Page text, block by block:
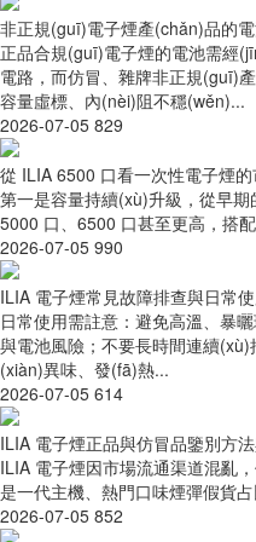
非正規(guī)電子煙產(chǎn)品的
正品合規(guī)電子煙的電池需經
電路，而仿冒、雜牌非正規(guī)
容量虛標、內(nèi)阻不穩(wěn)...
2026-07-05 829
從 ILIA 6500 口看一次性電子煙
第一是容量持續(xù)升級，從早
5000 口、6500 口甚至更高，搭
2026-07-05 990
ILIA 電子煙常見故障排查與日常
日常使用需註意：避免高溫、暴
與電池風險；不要長時間連續
(xiàn)異味、發(fā)熱...
2026-07-05 614
ILIA 電子煙正品與仿冒品鑒別方
ILIA 電子煙因市場流通渠道混亂
是一代主機、熱門口味煙彈假貨
2026-07-05 852